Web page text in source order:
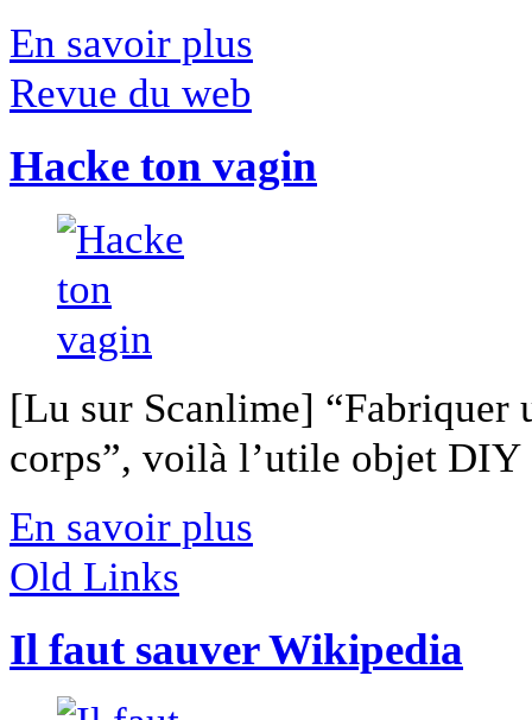
En savoir plus
Revue du web
Hacke ton vagin
[Lu sur Scanlime] “Fabriquer
corps”, voilà l’utile objet
En savoir plus
Old Links
Il faut sauver Wikipedia